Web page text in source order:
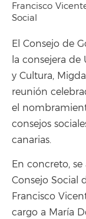
Francisco
Social
El Consejo de
la consejera de
y Cultura,
reunión
el
consejos
canarias.
En concreto,
Consejo Social
Francisco
cargo a María